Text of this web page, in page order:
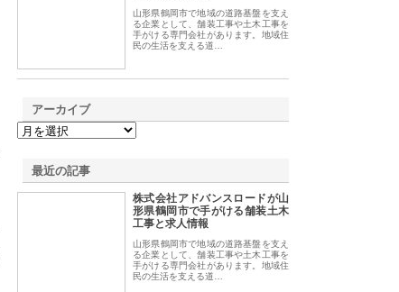
山形県鶴岡市で地域の道路基盤を支え
る企業として、舗装工事や土木工事を
手がける専門会社があります。地域住
民の生活を支える道…
アーカイブ
最近の記事
株式会社アドバンスロードが山
形県鶴岡市で手がける舗装土木
工事と求人情報
山形県鶴岡市で地域の道路基盤を支え
る企業として、舗装工事や土木工事を
手がける専門会社があります。地域住
民の生活を支える道…